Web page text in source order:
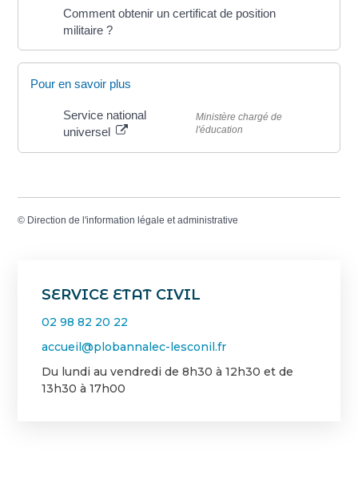
SERVICE ETAT CIVIL
02 98 82 20 22
accueil@plobannalec-lesconil.fr
Du lundi au vendredi de 8h30 à 12h30 et de
13h30 à 17h00
Comment obtenir un certificat de position
militaire ?
Pour en savoir plus
Service national
universel
Ministère chargé de
l'éducation
© Direction de l'information légale et administrative